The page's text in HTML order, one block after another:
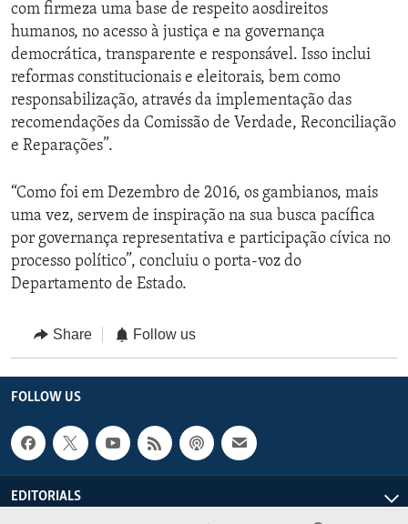
com firmeza uma base de respeito aosdireitos
humanos, no acesso à justiça e na governança
democrática, transparente e responsável. Isso inclui
reformas constitucionais e eleitorais, bem como
responsabilização, através da implementação das
recomendações da Comissão de Verdade, Reconciliação
e Reparações”.
“Como foi em Dezembro de 2016, os gambianos, mais
uma vez, servem de inspiração na sua busca pacífica
por governança representativa e participação cívica no
processo político”, concluiu o porta-voz do
Departamento de Estado.
Share Follow us
FOLLOW US
EDITORIALS